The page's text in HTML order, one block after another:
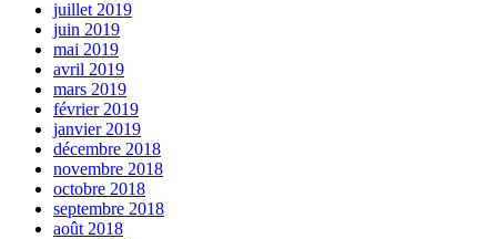
juillet 2019
juin 2019
mai 2019
avril 2019
mars 2019
février 2019
janvier 2019
décembre 2018
novembre 2018
octobre 2018
septembre 2018
août 2018